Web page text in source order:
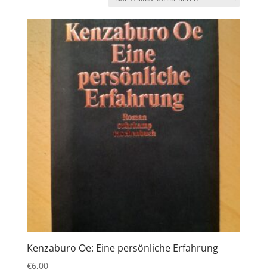
Kenzaburo Oe: Eine persönliche Erfahrung
€6,00